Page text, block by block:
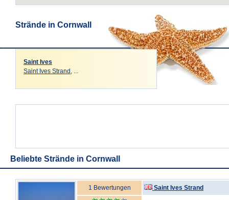
Strände in Cornwall
Saint Ives
Saint Ives Strand , ...
Beliebte Strände in Cornwall
1 Bewertungen Saint Ives Strand